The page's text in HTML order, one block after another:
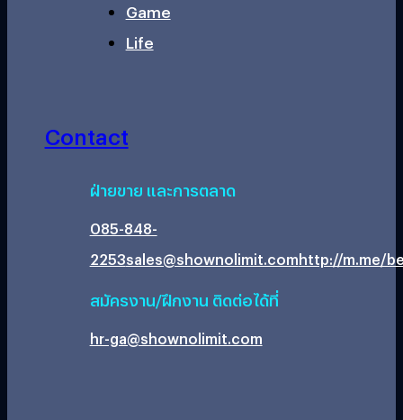
Game
Life
Contact
ฝ่ายขาย และการตลาด
085-848-
2253sales@shownolimit.comhttp://m.me/
สมัครงาน/ฝึกงาน ติดต่อได้ที่
hr-ga@shownolimit.com